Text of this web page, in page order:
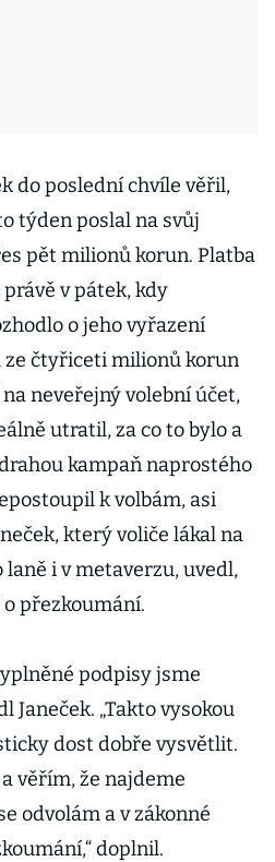
do poslední chvíle věřil,
týden poslal na svůj
pět milionů korun. Platba
v pátek, kdy
o jeho vyřazení
ze čtyřiceti milionů korun
neveřejný volební účet,
utratil, za co to bylo a
kampaň naprostého
k volbám, asi
který voliče lákal na
laně i v metaverzu, uvedl,
o přezkoumání.
podpisy jsme
Janeček. „Takto vysokou
dost dobře vysvětlit.
věřím, že najdeme
odvolám a v zákonné
doplnil.